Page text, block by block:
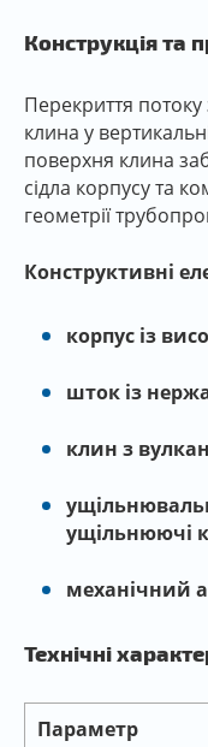
Конструкція та
Перекриття
клина у
поверхня клина
сідла корпусу та
геометрії
Конструктивні
корпус із
шток із
клин з
ущільнюючі
механічний
Технічні
Параметр